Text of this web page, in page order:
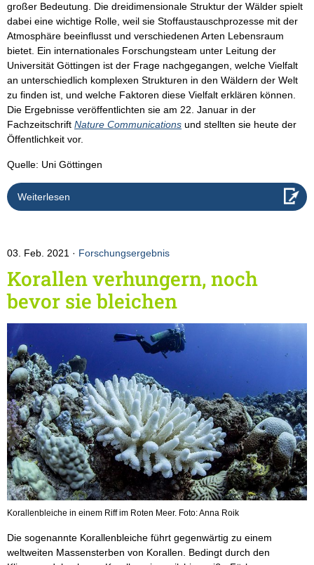
großer Bedeutung. Die dreidimensionale Struktur der Wälder spielt
dabei eine wichtige Rolle, weil sie Stoffaustauschprozesse mit der
Atmosphäre beeinflusst und verschiedenen Arten Lebensraum
bietet. Ein internationales Forschungsteam unter Leitung der
Universität Göttingen ist der Frage nachgegangen, welche Vielfalt
an unterschiedlich komplexen Strukturen in den Wäldern der Welt
zu finden ist, und welche Faktoren diese Vielfalt erklären können.
Die Ergebnisse veröffentlichten sie am 22. Januar in der
Fachzeitschrift Nature Communications und stellten sie heute der
Öffentlichkeit vor.
Quelle: Uni Göttingen
Weiterlesen
03. Feb. 2021 Forschungsergebnis
Korallen verhungern, noch
bevor sie bleichen
Korallenbleiche in einem Riff im Roten Meer. Foto: Anna Roik
Die sogenannte Korallenbleiche führt gegenwärtig zu einem
weltweiten Massensterben von Korallen. Bedingt durch den